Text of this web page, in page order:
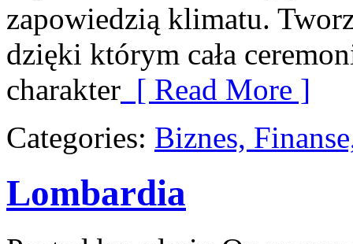
zapowiedzią klimatu.
dzięki którym cała
charakter [ Read More ]
Categories: Biznes,
Lombardia